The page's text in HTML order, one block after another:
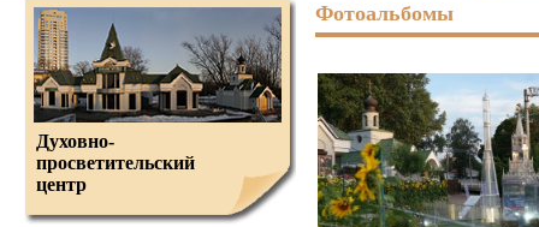
Фотоальбомы
Духовно-
просветительский
центр